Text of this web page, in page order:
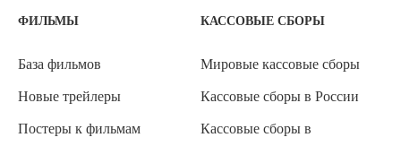
ФИЛЬМЫ
База фильмов
Новые трейлеры
Постеры к фильмам
КАССОВЫЕ СБОРЫ
Мировые кассовые сборы
Кассовые сборы в России
Кассовые сборы в